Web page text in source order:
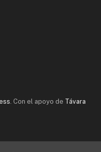
. Con el apoyo de Távara